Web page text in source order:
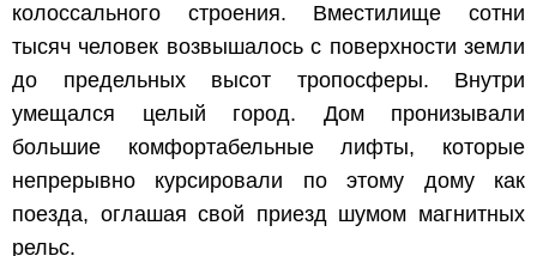
колоссального строения. Вместилище сотни
тысяч человек возвышалось с поверхности земли
до предельных высот тропосферы. Внутри
умещался целый город. Дом пронизывали
большие комфортабельные лифты, которые
непрерывно курсировали по этому дому как
поезда, оглашая свой приезд шумом магнитных
рельс.